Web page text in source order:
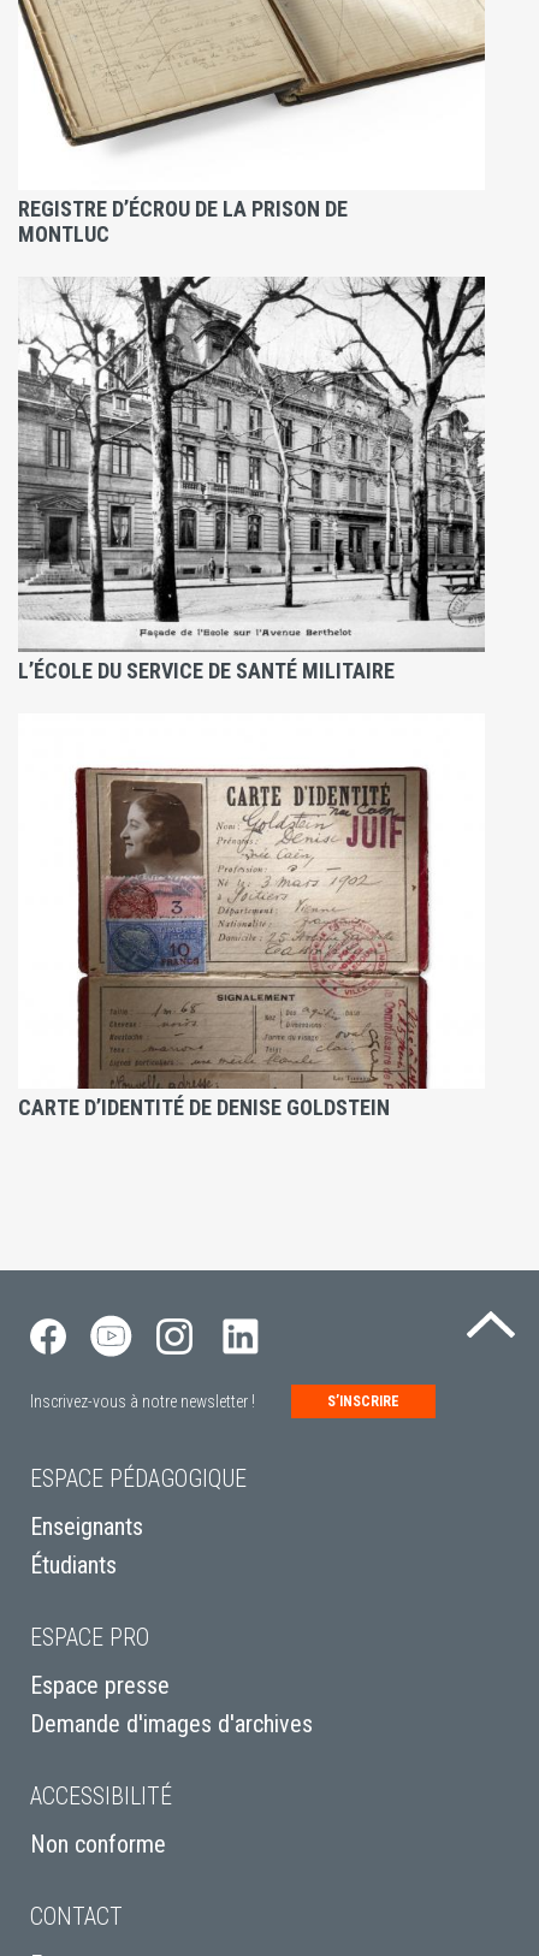
REGISTRE D’ÉCROU DE LA PRISON DE
MONTLUC
L’ÉCOLE DU SERVICE DE SANTÉ MILITAIRE
CARTE D’IDENTITÉ DE DENISE GOLDSTEIN
Inscrivez-vous à notre newsletter ! S’INSCRIRE
ESPACE PÉDAGOGIQUE
Enseignants
Étudiants
ESPACE PRO
Espace presse
Demande d'images d'archives
ACCESSIBILITÉ
Non conforme
CONTACT